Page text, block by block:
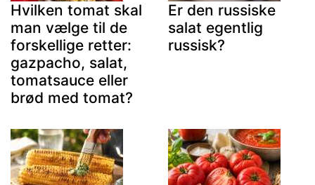
Hvilken tomat skal
man vælge til de
forskellige retter:
gazpacho, salat,
tomatsauce eller
brød med tomat?
Er den russiske
salat egentlig
russisk?